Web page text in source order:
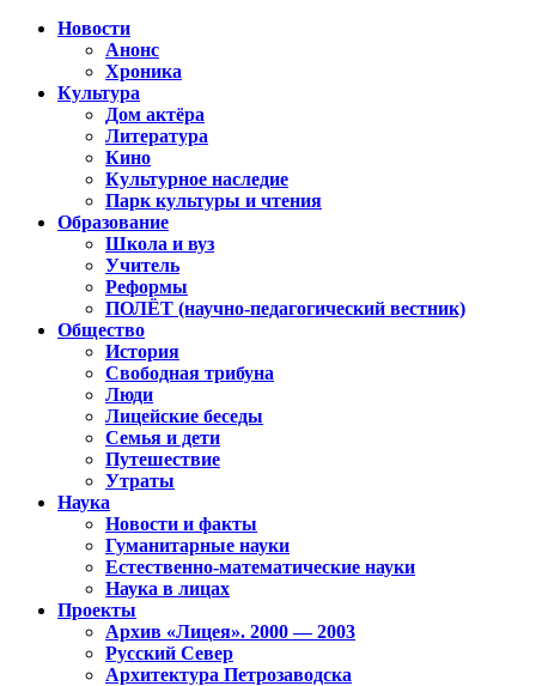
Новости
Анонс
Хроника
Культура
Дом актёра
Литература
Кино
Культурное наследие
Парк культуры и чтения
Образование
Школа и вуз
Учитель
Реформы
ПОЛЁТ (научно-педагогический вестник)
Общество
История
Свободная трибуна
Люди
Лицейские беседы
Семья и дети
Путешествие
Утраты
Наука
Новости и факты
Гуманитарные науки
Естественно-математические науки
Наука в лицах
Проекты
Архив «Лицея». 2000 — 2003
Русский Север
Архитектура Петрозаводска